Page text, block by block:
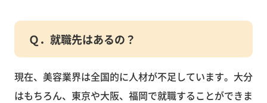
Ｑ．就職先はあるの？
現在、美容業界は全国的に人材が不足しています。大分
はもちろん、東京や大阪、福岡で就職することができま